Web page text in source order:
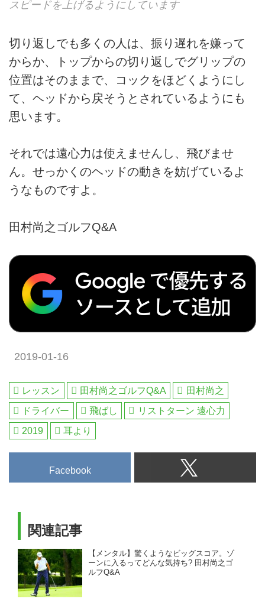
スピードを上げるようにしています
切り返しでも多くの人は、振り遅れを嫌って
からか、トップからの切り返しでグリップの
位置はそのままで、コックをほどくようにし
て、ヘッドから戻そうとされているようにも
思います。
それでは遠心力は使えませんし、飛びませ
ん。せっかくのヘッドの動きを妨げているよ
うなものですよ。
田村尚之ゴルフQ&A
2019-01-16
レッスン 田村尚之ゴルフQ&A
田村尚之
ドライバー
飛ばし
リストターン 遠心力
2019
耳より
Facebook
関連記事
【メンタル】驚くようなビッグスコア。ゾ
ーンに入るってどんな気持ち? 田村尚之ゴ
ルフQ&A